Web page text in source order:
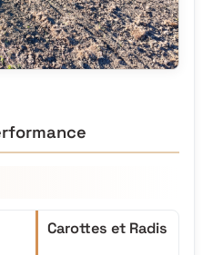
Carottes et Radis